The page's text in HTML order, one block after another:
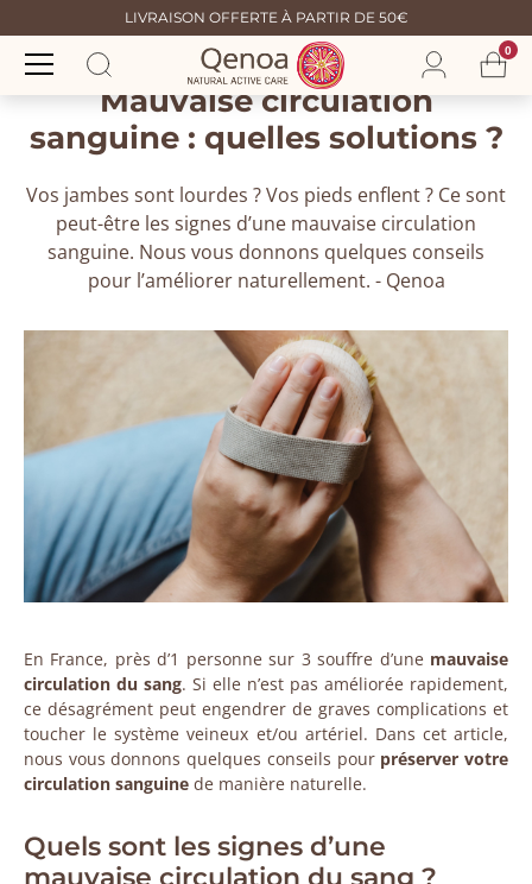
Mauvaise circulation
sanguine : quelles solutions ?
Vos jambes sont lourdes ? Vos pieds enflent ? Ce sont
peut-être les signes d’une mauvaise circulation
sanguine. Nous vous donnons quelques conseils
pour l’améliorer naturellement. - Qenoa
En France, près d’1 personne sur 3 souffre d’une mauvaise
circulation du sang. Si elle n’est pas améliorée rapidement,
ce désagrément peut engendrer de graves complications et
toucher le système veineux et/ou artériel. Dans cet article,
nous vous donnons quelques conseils pour préserver votre
circulation sanguine de manière naturelle.
Quels sont les signes d’une
mauvaise circulation du sang ?
LIVRAISON OFFERTE À PARTIR DE 50€
0